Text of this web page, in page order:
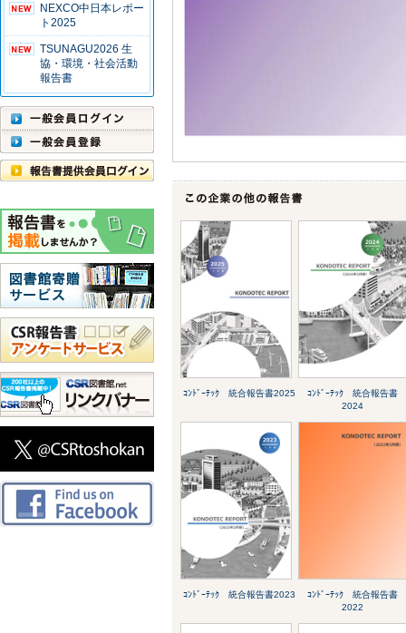
NEXCO中日本レポー
ト2025
TSUNAGU2026 生
協・環境・社会活動
報告書
ｺﾝﾄﾞｰﾃｯｸ 統合報告書2025
ｺﾝﾄﾞｰﾃｯｸ 統合報告書
2024
ｺﾝﾄﾞｰﾃｯｸ 統合報告書2023
ｺﾝﾄﾞｰﾃｯｸ 統合報告書
2022